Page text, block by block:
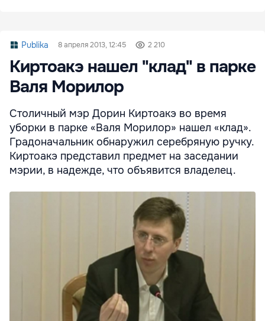
Publika 8 апреля 2013, 12:45 2 210
Киртоакэ нашел "клад" в парке
Валя Морилор
Столичный мэр Дорин Киртоакэ во время
уборки в парке «Валя Морилор» нашел «клад».
Градоначальник обнаружил серебряную ручку.
Киртоакэ представил предмет на заседании
мэрии, в надежде, что объявится владелец.